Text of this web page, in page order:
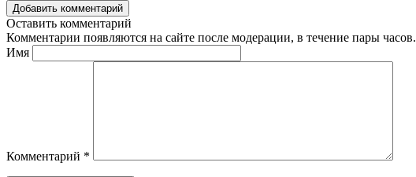
Добавить комментарий
Оставить комментарий
Комментарии появляются на сайте после модерации, в течение пары часов.
Имя
Комментарий *